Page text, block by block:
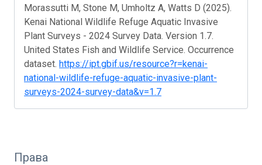
Morassutti M, Stone M, Umholtz A, Watts D (2025).
Kenai National Wildlife Refuge Aquatic Invasive
Plant Surveys - 2024 Survey Data. Version 1.7.
United States Fish and Wildlife Service. Occurrence
dataset. https://ipt.gbif.us/resource?r=kenai-
national-wildlife-refuge-aquatic-invasive-plant-
surveys-2024-survey-data&v=1.7
Права